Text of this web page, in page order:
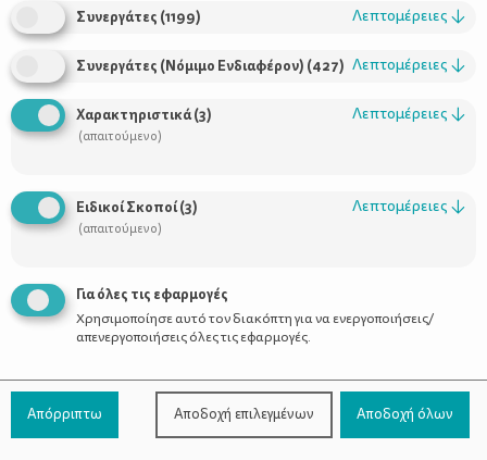
Χρήσιμοι Σύνδεσμοι
Προϊόντα
Επικοινωνία
800-1199-800(από σταθερό,
χωρίς χρέωση)
Συνεργάτες (1199) Λεπτομέρειες ↓
Συνεργάτες (Νόμιμο Ενδιαφέρον) (427) Λεπτομέρειες ↓
Χαρακτηριστικά(3)
(απαιτούμενο)
Λεπτομέρειες ↓
Ειδικοί Σκοποί(3)
(απαιτούμενο)
Λεπτομέρειες ↓
Για όλες τις εφαρμογές
Χρησιμοποίησε αυτό τον διακόπτη για να ενεργοποιήσεις/
απενεργοποιήσεις όλες τις εφαρμογές.
Απόρριπτω Αποδοχή επιλεγμένων Αποδοχή όλων